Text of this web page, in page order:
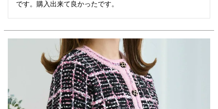
です。購入出来て良かったです。